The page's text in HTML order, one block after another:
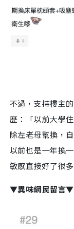
不過，支持樓主
歷：「以前大學
除左老母幫換，
以前也是一年換
敏感直接好了很多
▼異味網民留言▼